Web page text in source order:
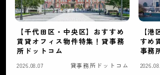
【千代田区・中央区】おすすめ
賃貸オフィス物件特集！貸事務
所ドットコム
2026.08.07 貸事務所ドットコム
【
すめ
事務